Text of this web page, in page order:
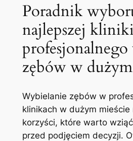
Poradnik‍
najlepszej
zębów w
Wybielanie zębów w
klinikach ⁣w dużym​ mieście
korzyści, które warto
przed podjęciem decyzji.